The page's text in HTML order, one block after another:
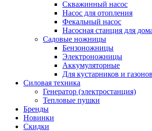
Скважинный насос
Насос для отопления
Фекальный насос
Насосная станция для
Садовые ножницы
Бензоножницы
Электроножницы
Аккумуляторные
Для кустарников и газонов
Силовая техника
Генератор (электростанция)
Тепловые пушки
Бренды
Новинки
Скидки